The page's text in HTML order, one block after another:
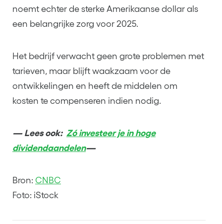
noemt echter de sterke Amerikaanse dollar als
een belangrijke zorg voor 2025.
Het bedrijf verwacht geen grote problemen met
tarieven, maar blijft waakzaam voor de
ontwikkelingen en heeft de middelen om
kosten te compenseren indien nodig.
— Lees ook: Zó investeer je in hoge
dividendaandelen—
Bron: CNBC
Foto: iStock